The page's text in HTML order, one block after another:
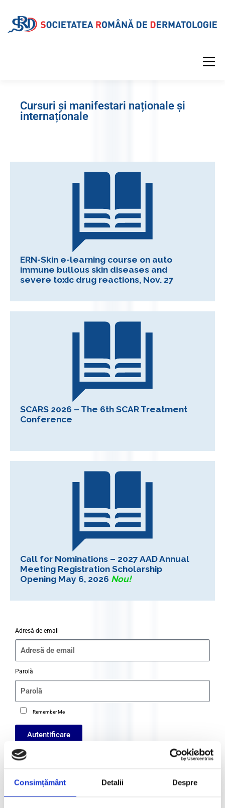
Consimțământ Detalii Despre
Meniu
DESPRE SRD CALENDAR EVENIMENTE
REVISTA CONTUL MEU
Cursuri și manifestari naționale și
internaționale
ERN-Skin e-learning course on auto
immune bullous skin diseases and
severe toxic drug reactions, Nov. 27
SCARS 2026 – The 6th SCAR Treatment
Conference
Call for Nominations – 2027 AAD Annual
Meeting Registration Scholarship
Opening May 6, 2026 Nou!
Adresă de email
Parolă
Remember Me
Autentificare
Register
Crează cont